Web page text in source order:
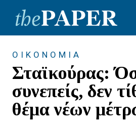
ΟΙΚΟΝΟΜΙΑ
Σταϊκούρας:
συνεπείς, δεν
θέμα νέων